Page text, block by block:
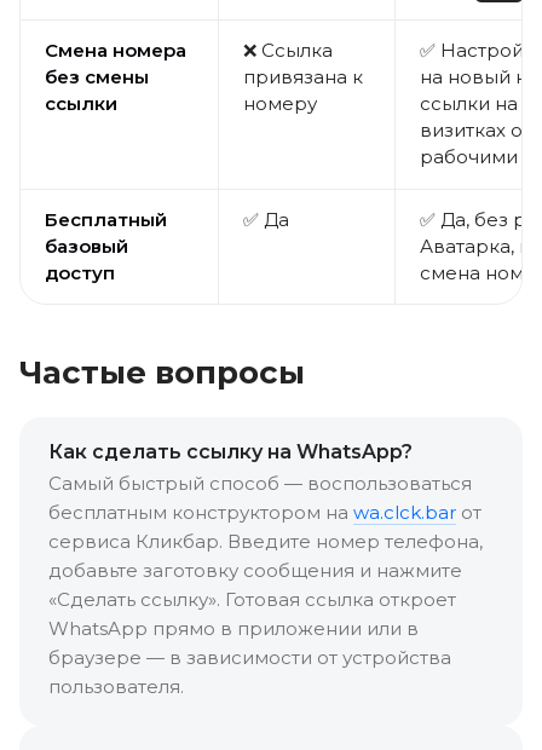
Смена номера
без смены
ссылки
❌ Ссылка
привязана к
номеру
✅
на новый
ссылки на
визитках
рабочими
Бесплатный
базовый
доступ
✅ Да
✅ Да, без
Аватарка,
смена
Частые вопросы
Как сделать ссылку на WhatsApp?
Самый быстрый способ — воспользоваться
бесплатным конструктором на wa.clck.bar от
сервиса Кликбар. Введите номер телефона,
добавьте заготовку сообщения и нажмите
«Сделать ссылку». Готовая ссылка откроет
WhatsApp прямо в приложении или в
браузере — в зависимости от устройства
пользователя.